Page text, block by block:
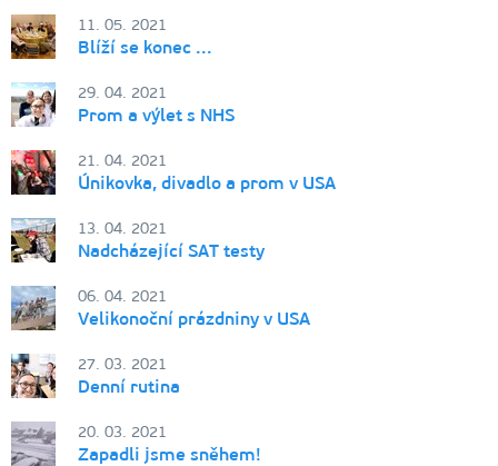
11. 05. 2021
Blíží se konec ...
29. 04. 2021
Prom a výlet s NHS
21. 04. 2021
Únikovka, divadlo a prom v USA
13. 04. 2021
Nadcházející SAT testy
06. 04. 2021
Velikonoční prázdniny v USA
27. 03. 2021
Denní rutina
20. 03. 2021
Zapadli jsme sněhem!